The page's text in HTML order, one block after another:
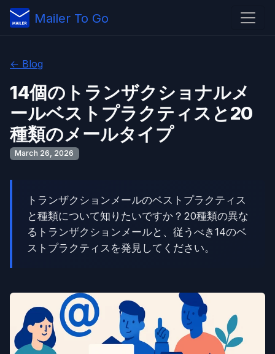
Mailer To Go
← Blog
14個のトランザクショナルメ
ールベストプラクティスと20
種類のメールタイプ
March 26, 2026
トランザクションメールのベストプラクティス
と種類について知りたいですか？20種類の異な
るトランザクションメールと、従うべき14のベ
ストプラクティスを発見してください。